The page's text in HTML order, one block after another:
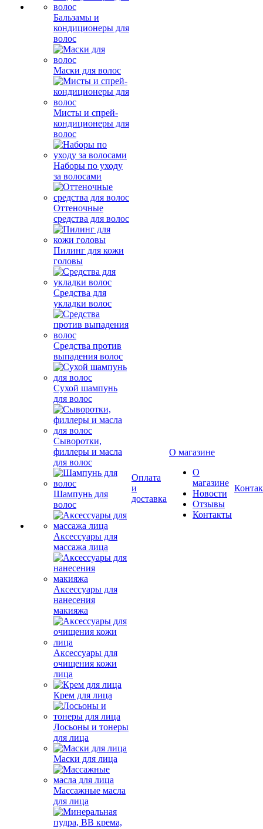
Бальзамы и
кондиционеры для
волос
Маски для волос
Мисты и спрей-
кондиционеры для
волос
Наборы по уходу
за волосами
Оттеночные
средства для волос
Пилинг для кожи
головы
Средства для
укладки волос
Средства против
выпадения волос
Сухой шампунь
для волос
Сыворотки,
филлеры и масла
для волос
Шампунь для
волос
Аксессуары для
массажа лица
Аксессуары для
нанесения
макияжа
Аксессуары для
очищения кожи
лица
Крем для лица
Лосьоны и тонеры
для лица
Маски для лица
Массажные масла
для лица
Оплата
и
доставка
О магазине
О
магазине
Новости
Отзывы
Контакты